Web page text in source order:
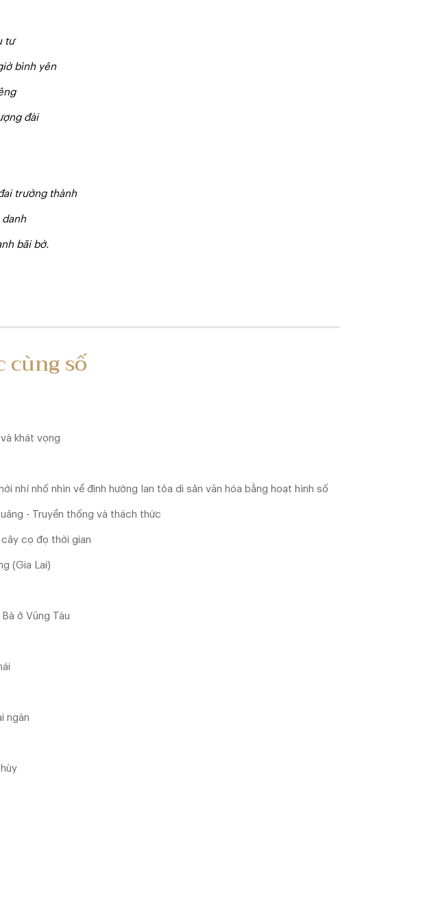
tư
bình yên
đài
trường thành
danh
bãi bờ.
cùng số
khát vọng
nhí nhố nhìn về định hướng lan tỏa di sản văn hóa bằng hoạt hình số
- Truyền thống và thách thức
cọ đọ thời gian
(Gia Lai)
ở Vũng Tàu
ngàn